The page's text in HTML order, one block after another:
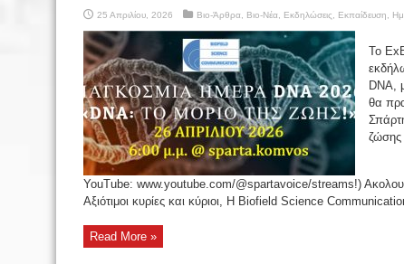
25 Απριλίου, 2026 Βιο-Άρθρα Βιο-Νέα Εκδηλώσεις Εκπαίδευση
Το
DNA,
θα
ζώσης
YouTube: www.youtube.com/@spartavoice/streams!)
Αξιότιμοι κυρίες και κύριοι, Η Biofield Science
Read More »